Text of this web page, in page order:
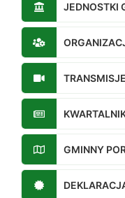
JEDNOSTKI
GMINNY